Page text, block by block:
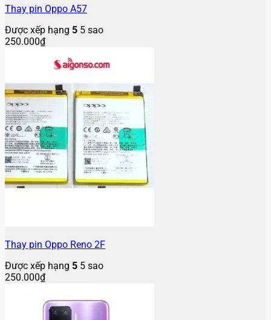
Thay pin Oppo A57
Được xếp hạng 5 5 sao
250.000₫
Thay pin Oppo Reno 2F
Được xếp hạng 5 5 sao
250.000₫